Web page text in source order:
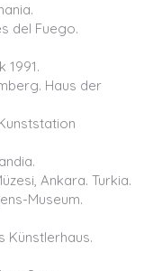
del Fuego.
1991.
Haus der
Ankara. Turkia.
Museum.
Künstlerhaus.